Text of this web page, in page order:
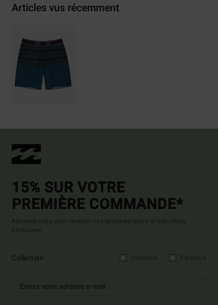
Articles vus récemment
15% SUR VOTRE
PREMIÈRE COMMANDE*
Abonnez-vous pour recevoir nos dernières actus et nos offres
exclusives.
Collection